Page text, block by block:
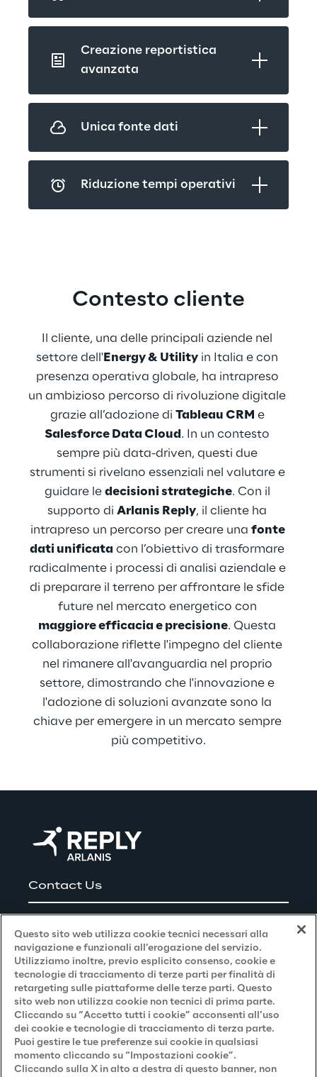
Creazione reportistica
avanzata
Unica fonte dati
Riduzione tempi operativi
Contesto cliente
Il cliente, una delle principali aziende nel
settore dell' Energy & Utility in Italia e con
presenza operativa globale, ha intrapreso
un ambizioso percorso di rivoluzione digitale
grazie all’adozione di Tableau CRM e
Salesforce Data Cloud . In un contesto
sempre più data-driven, questi due
strumenti si rivelano essenziali nel valutare e
guidare le decisioni strategiche. Con il
supporto di Arlanis Reply, il cliente ha
intrapreso un percorso per creare una fonte
dati unificata con l’obiettivo di trasformare
radicalmente i processi di analisi aziendale e
di preparare il terreno per affrontare le sfide
future nel mercato energetico con
maggiore efficacia e precisione. Questa
collaborazione riflette l'impegno del cliente
nel rimanere all'avanguardia nel proprio
settore, dimostrando che l'innovazione e
l'adozione di soluzioni avanzate sono la
chiave per emergere in un mercato sempre
più competitivo.
Contact Us
Privacy and Legal
Privacy & Cookie Policy
Privacy Notice(Candidato)
Privacy Notice(Cliente)
Questo sito web utilizza cookie tecnici necessari alla
navigazione e funzionali all’erogazione del servizio.
Utilizziamo inoltre, previo esplicito consenso, cookie e
tecnologie di tracciamento di terze parti per finalità di
retargeting sulle piattaforme delle terze parti. Questo
sito web non utilizza cookie non tecnici di prima parte.
Cliccando su “Accetto tutti i cookie” acconsenti all’uso
dei cookie e tecnologie di tracciamento di terza parte.
Puoi gestire le tue preferenze sui cookie in qualsiasi
momento cliccando su “Impostazioni cookie”.
Cliccando sulla X in alto a destra di questo banner, non